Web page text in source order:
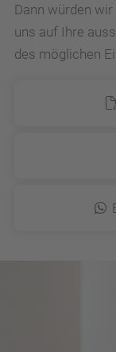
Dann würden
uns auf Ihre
des möglichen